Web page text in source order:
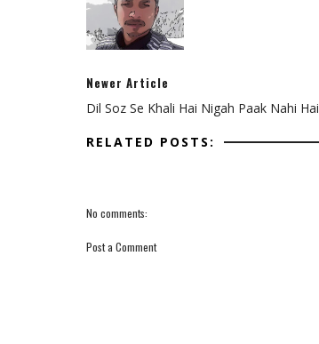
Newer Article
Dil Soz Se Khali Hai Nigah Paak Nahi Hai
RELATED POSTS:
No comments:
Post a Comment